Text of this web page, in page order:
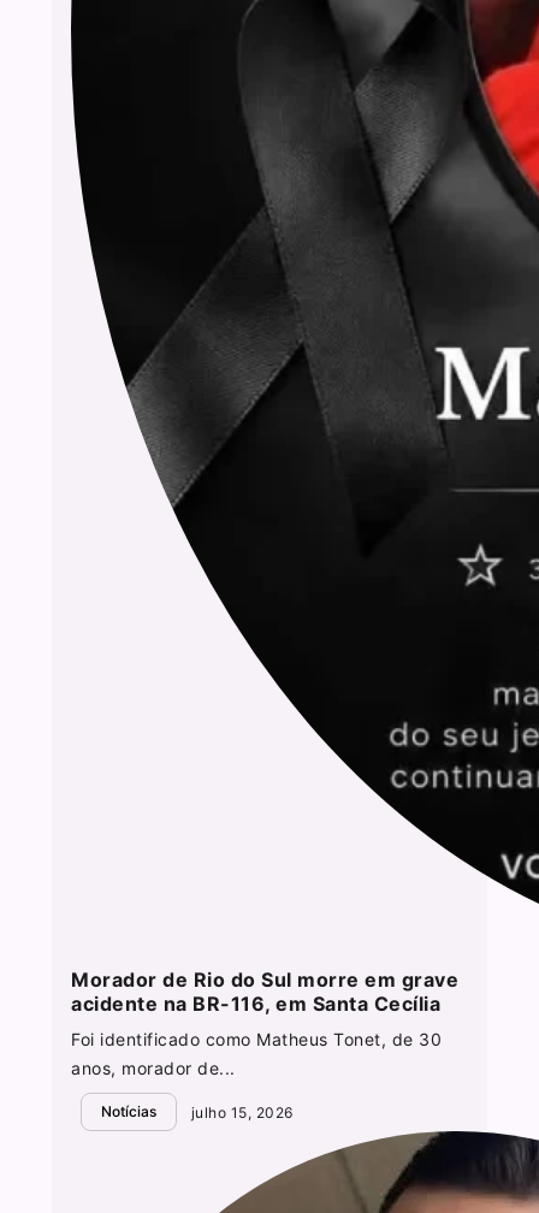
Morador de Rio do Sul morre em grave
acidente na BR-116, em Santa Cecília
Foi identificado como Matheus Tonet, de 30
anos, morador de...
Notícias julho 15, 2026